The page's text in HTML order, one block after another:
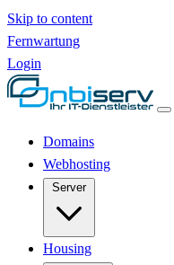
Skip to content
Fernwartung
Login
Domains
Webhosting
Server
Housing